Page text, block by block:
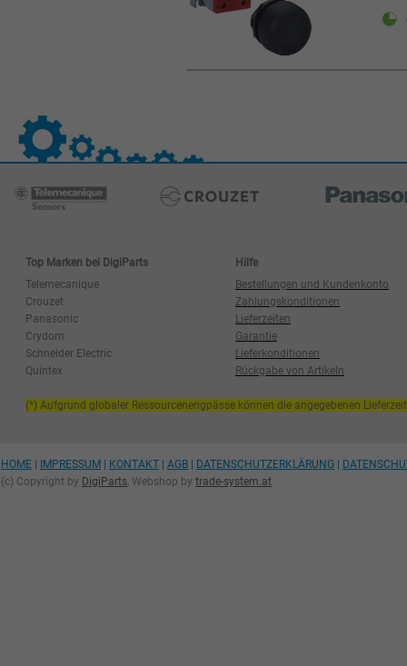
Top Marken bei DigiParts
Hilfe
Telemecanique
Bestellungen und Kundenkonto
Crouzet
Zahlungskonditionen
Panasonic
Lieferzeiten
Crydom
Garantie
Schneider Electric
Lieferkonditionen
Quintex
Rückgabe von Artikeln
(*) Aufgrund globaler Ressourcenengpässe können die angegebenen
HOME IMPRESSUM KONTAKT AGB DATENSCHUTZERKLÄRUNG
(c) Copyright by DigiParts, Webshop by trade-system.at